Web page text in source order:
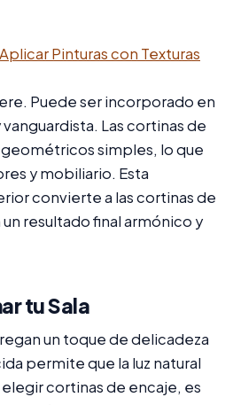
Pinturas con Texturas
Puede ser incorporado en
Las cortinas de
simples, lo que
y mobiliario. Esta
convierte a las cortinas de
resultado final armónico y
tu Sala
un toque de delicadeza
permite que la luz natural
cortinas de encaje, es